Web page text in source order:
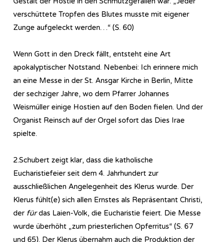
verschüttete Tropfen des Blutes musste mit eigener
Zunge aufgeleckt werden…“ (S. 60)
Wenn Gott in den Dreck fällt, entsteht eine Art
apokalyptischer Notstand. Nebenbei: Ich erinnere mich
an eine Messe in der St. Ansgar Kirche in Berlin, Mitte
der sechziger Jahre, wo dem Pfarrer Johannes
Weismüller einige Hostien auf den Boden fielen. Und der
Organist Reinsch auf der Orgel sofort das Dies Irae
spielte.
2.Schubert zeigt klar, dass die katholische
Eucharistiefeier seit dem 4. Jahrhundert zur
ausschließlichen Angelegenheit des Klerus wurde. Der
Klerus fühlt(e) sich allen Ernstes als Repräsentant Christi,
der fürdas Laien-Volk, die Eucharistie feiert. Die Messe
wurde überhöht „zum priesterlichen Opferritus“ (S. 67
und 65). Der Klerus übernahm auch die Produktion der